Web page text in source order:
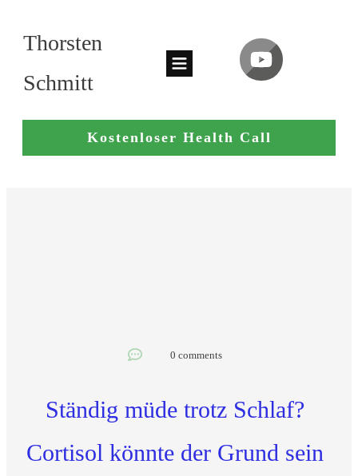
Thorsten
Schmitt
Kostenloser Health Call
0 comments
Ständig müde trotz Schlaf?
Cortisol könnte der Grund sein